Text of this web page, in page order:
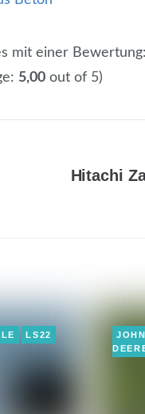
mit einer Bewertung:
5,00out of 5)
Hitachi
LS22
JOHN